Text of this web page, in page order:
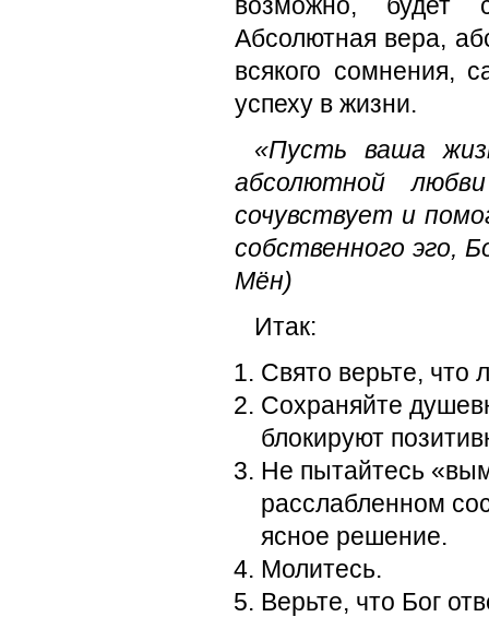
Абсолютная вера,
всякого сомнения,
успеху в жизни.
«Пусть ваша
абсолютной
сочувствует и
собственного эго,
Мён)
Итак:
Свято верьте,
Сохраняйте
блокируют
Не пытайтесь
расслабленном
ясное решение.
Молитесь.
Верьте, что Бог